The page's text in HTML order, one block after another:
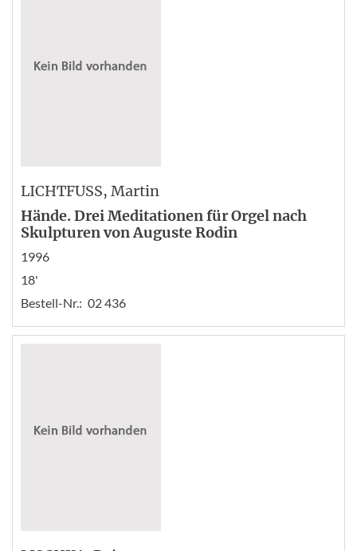
LICHTFUSS, Martin
Hände. Drei Meditationen für Orgel nach
Skulpturen von Auguste Rodin
1996
18'
Bestell-Nr.: 02 436